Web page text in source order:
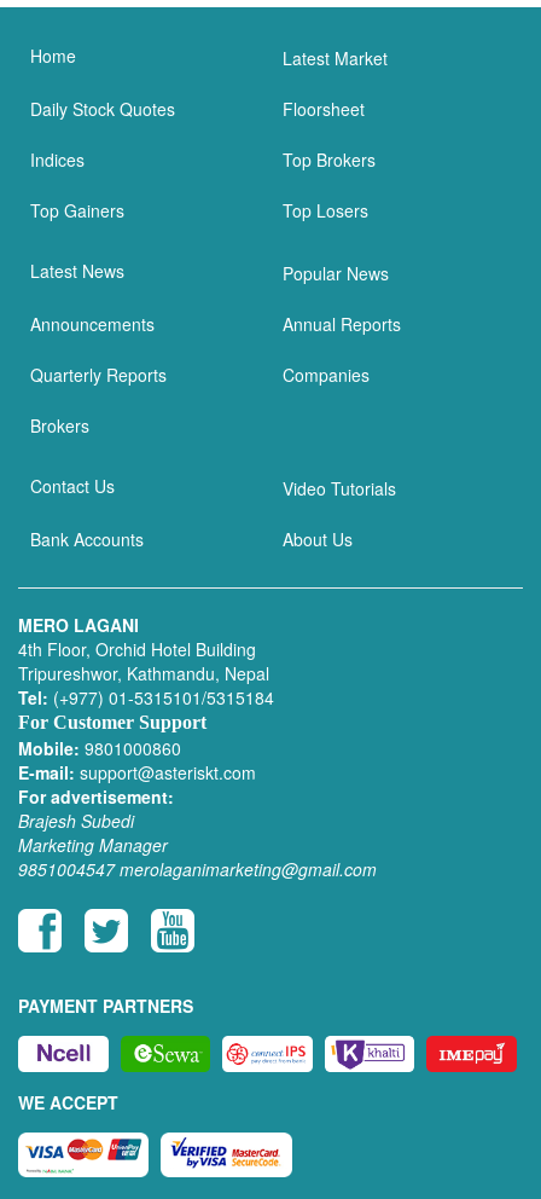
Home Latest Market
Daily Stock Quotes Floorsheet
Indices Top Brokers
Top Gainers Top Losers
Latest News Popular News
Announcements Annual Reports
Quarterly Reports Companies
Brokers
Contact Us Video Tutorials
Bank Accounts About Us
MERO LAGANI
4th Floor, Orchid Hotel Building
Tripureshwor, Kathmandu, Nepal
Tel: (+977) 01-5315101/5315184
For Customer Support
Mobile: 9801000860
E-mail: support@asteriskt.com
For advertisement:
Brajesh Subedi
Marketing Manager
9851004547 merolaganimarketing@gmail.com
PAYMENT PARTNERS
WE ACCEPT